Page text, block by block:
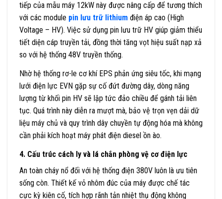
tiếp của mẫu máy 12kW này được nâng cấp để tương thích
với các module pin lưu trữ lithium điện áp cao (High
Voltage – HV). Việc sử dụng pin lưu trữ HV giúp giảm thiểu
tiết diện cáp truyền tải, đồng thời tăng vọt hiệu suất nạp xả
so với hệ thống 48V truyền thống.
Nhờ hệ thống rơ-le cơ khí EPS phản ứng siêu tốc, khi mạng
lưới điện lực EVN gặp sự cố đứt đường dây, dòng năng
lượng từ khối pin HV sẽ lập tức đảo chiều để gánh tải liên
tục. Quá trình này diễn ra mượt mà, bảo vệ trọn vẹn dải dữ
liệu máy chủ và quy trình dây chuyền tự động hóa mà không
cần phải kích hoạt máy phát điện diesel ồn ào.
4. Cấu trúc cách ly và lá chắn phòng vệ cơ điện lực
An toàn cháy nổ đối với hệ thống điện 380V luôn là ưu tiên
sống còn. Thiết kế vỏ nhôm đúc của máy được chế tác
cực kỳ kiên cố, tích hợp rãnh tản nhiệt thụ động không